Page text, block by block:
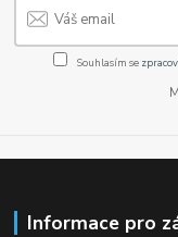
Souhlasím se
Informace pro